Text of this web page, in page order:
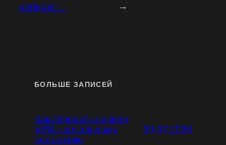
собират…
→
БОЛЬШЕ ЗАПИСЕЙ
Как сбросить сервер
VPS к начальному
состоянию
20.07.2026